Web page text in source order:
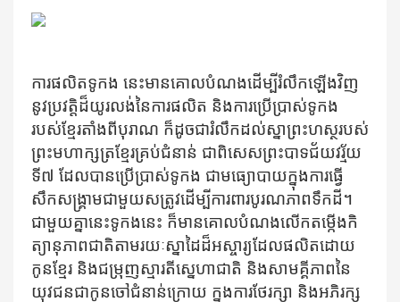
ការ​ផលិត​ទូកង នេះ​មានគោល​បំណង​ដើម្បីរំលឹក​ឡើង​វិញ​
នូវ​ប្រវត្តិ​ដ៏យូរ​លង់​នៃការ​ផលិត និង​ការ​ប្រើប្រាស់​ទូកង
របស់​​ខ្មែរ​​តាំង​​ពី​បុ​រាណ ក៏​​ដូចជា​​រំលឹក​ដល់​ស្នា​ព្រះហស្ថ​របស់​
ព្រះមហាក្សត្រ​ខ្មែរ​គ្រប់​ជំនាន់ ជា​ពិសេស​ព្រះ​បាទ​ជ័យ​វរ្ម័យ​
ទី៧ ដែល​​​បាន​​ប្រើ​ប្រាស់​ទូកង ជា​​​មធ្យោបាយ​​​​ក្នុង​​ការ​​​ធ្វើ​
សឹក​​សង្គ្រាម​​​ជាមួយ​​សត្រូវ​​ដើម្បី​​ការពារ​​បូរណ​ភាព​ទឹកដី។
ជាមួយគ្នា​នេះ​ទូកងនេះ ក៏មាន​​គោល​បំណង​​​លើក​​តម្កើង​កិ​
ត្យានុ​ភាព​​ជាតិ​តាម​រយៈ​ស្នាដៃ​ដ៏អស្ចារ្យ​ដែល​ផលិត​ដោយ​
កូនខ្មែរ និង​ជម្រុញ​ស្មារតី​ស្នេហា​ជាតិ និង​​សាមគ្គី​ភាព​​​នៃ​​
យុវជន​​​ជា​​កូន​​ចៅ​​ជំនាន់​​ក្រោយ ក្នុង​ការ​ថែរក្សា និងអភិរក្ស​